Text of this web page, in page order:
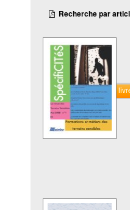
Commander le
Recherche par